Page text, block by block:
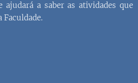
ajudará a saber as atividades que
Faculdade.